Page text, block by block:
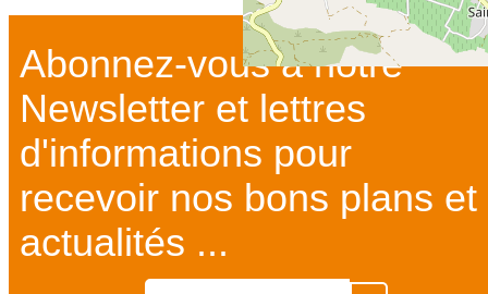
Abonnez-vous à notre
Newsletter et lettres
d'informations pour
recevoir nos bons plans et
actualités ...